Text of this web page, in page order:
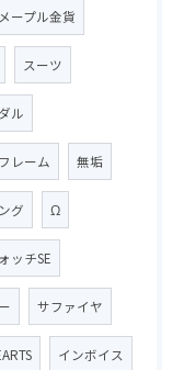
メープル金貨
スーツ
ル
レーム 無垢
グ Ω
ッチSE
サファイヤ
インボイス